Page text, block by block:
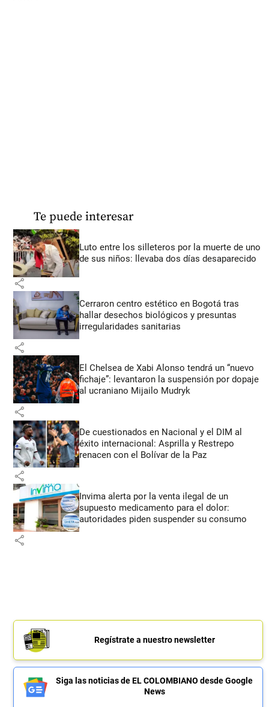
Te puede interesar
Luto entre los silleteros por la muerte de uno
de sus niños: llevaba dos días desaparecido
share
Cerraron centro estético en Bogotá tras
hallar desechos biológicos y presuntas
irregularidades sanitarias
share
El Chelsea de Xabi Alonso tendrá un “nuevo
fichaje”: levantaron la suspensión por dopaje
al ucraniano Mijailo Mudryk
share
De cuestionados en Nacional y el DIM al
éxito internacional: Asprilla y Restrepo
renacen con el Bolívar de la Paz
share
Invima alerta por la venta ilegal de un
supuesto medicamento para el dolor:
autoridades piden suspender su consumo
share
Regístrate a nuestro newsletter
Siga las noticias de EL COLOMBIANO desde Google
News